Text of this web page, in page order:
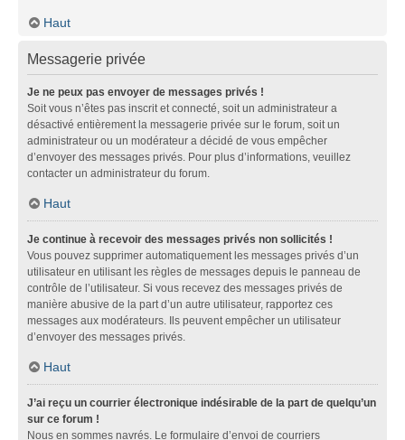
Haut
Messagerie privée
Je ne peux pas envoyer de messages privés !
Soit vous n’êtes pas inscrit et connecté, soit un administrateur a
désactivé entièrement la messagerie privée sur le forum, soit un
administrateur ou un modérateur a décidé de vous empêcher
d’envoyer des messages privés. Pour plus d’informations, veuillez
contacter un administrateur du forum.
Haut
Je continue à recevoir des messages privés non sollicités !
Vous pouvez supprimer automatiquement les messages privés d’un
utilisateur en utilisant les règles de messages depuis le panneau de
contrôle de l’utilisateur. Si vous recevez des messages privés de
manière abusive de la part d’un autre utilisateur, rapportez ces
messages aux modérateurs. Ils peuvent empêcher un utilisateur
d’envoyer des messages privés.
Haut
J’ai reçu un courrier électronique indésirable de la part de quelqu’un
sur ce forum !
Nous en sommes navrés. Le formulaire d’envoi de courriers